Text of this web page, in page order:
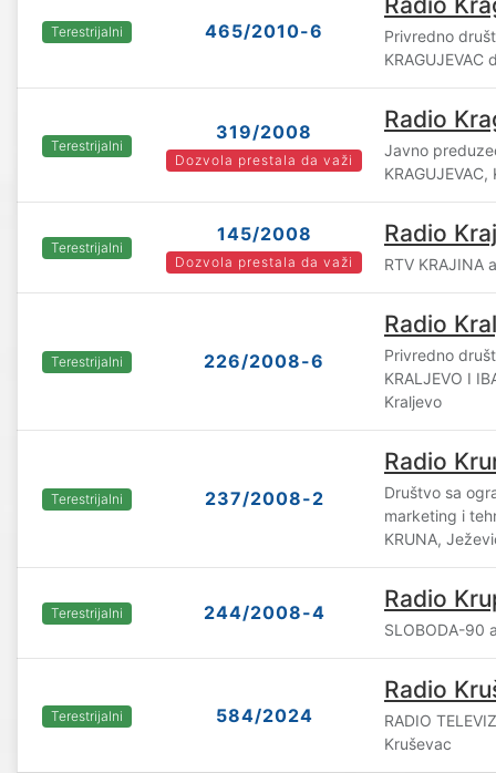
Terestrijalni 465/2010-6
Privredno
KRAGUJEVAC
Terestrijalni
319/2008
Dozvola prestala da važi
Radio
Javno
Terestrijalni
145/2008
Dozvola prestala da važi
Radio
RTV KRAJINA
Terestrijalni 226/2008-6
Radio
Privredno
KRALJEVO I
Kraljevo
Terestrijalni 237/2008-2
Radio
Društvo sa
marketing i
KRUNA,
Terestrijalni 244/2008-4 Radio
SLOBODA-90
Terestrijalni 584/2024
Radio
RADIO
Kruševac